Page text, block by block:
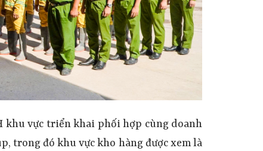
khu vực triển khai phối hợp cùng doanh
trong đó khu vực kho hàng được xemlà